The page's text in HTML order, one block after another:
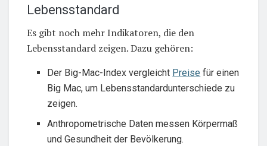
Lebensstandard
Es gibt noch mehr Indikatoren, die den
Lebensstandard zeigen. Dazu gehören:
Der Big-Mac-Index vergleicht Preise für einen
Big Mac, um Lebensstandardunterschiede zu
zeigen.
Anthropometrische Daten messen Körpermaß
und Gesundheit der Bevölkerung.